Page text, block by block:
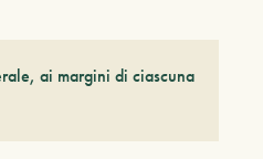
ai margini di ciascuna